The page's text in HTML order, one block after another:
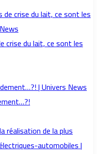
crise du lait, ce sont les